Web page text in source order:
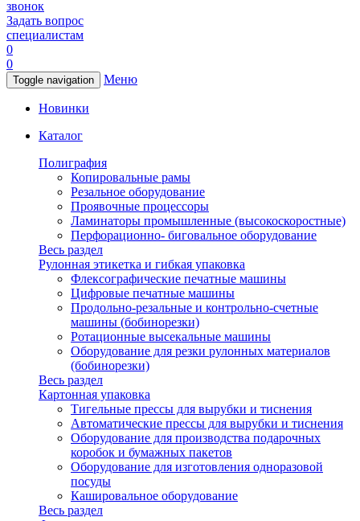
звонок
Задать вопрос
специалистам
0
0
Toggle navigation Меню
Новинки
Каталог
Полиграфия
Копировальные рамы
Резальное оборудование
Проявочные процессоры
Ламинаторы промышленные (высокоскоростные)
Перфорационно- биговальное оборудование
Весь раздел
Рулонная этикетка и гибкая упаковка
Флексографические печатные машины
Цифровые печатные машины
Продольно-резальные и контрольно-счетные
машины (бобинорезки)
Ротационные высекальные машины
Оборудование для резки рулонных материалов
(бобинорезки)
Весь раздел
Картонная упаковка
Тигельные прессы для вырубки и тиснения
Автоматические прессы для вырубки и тиснения
Оборудование для производства подарочных
коробок и бумажных пакетов
Оборудование для изготовления одноразовой
посуды
Кашировальное оборудование
Весь раздел